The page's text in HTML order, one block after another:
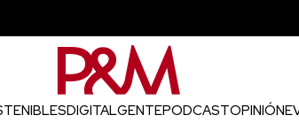
DIGITALGENTEPODCASTOPINIÓN